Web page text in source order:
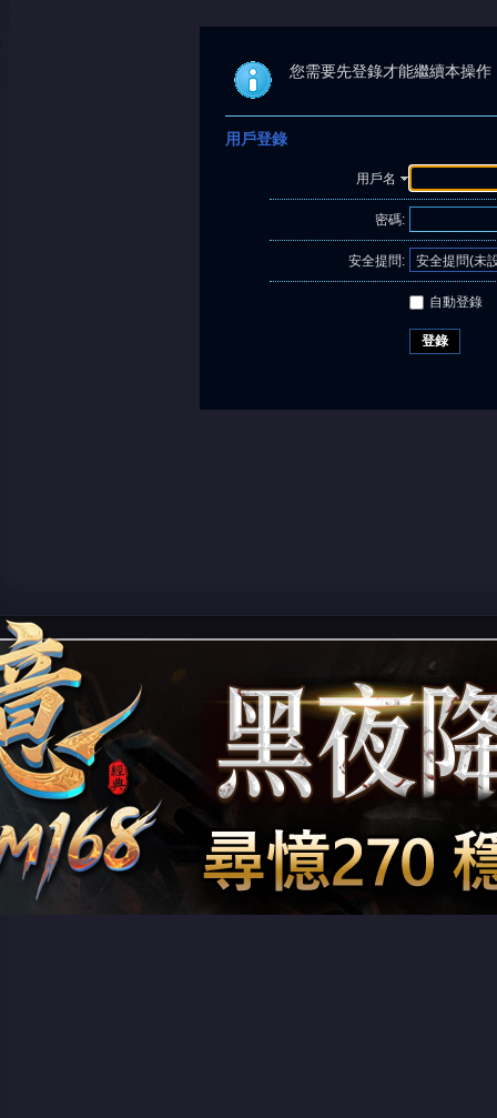
您需要先登錄才能繼續本操作
用戶登錄
用戶名
密碼:
安全提問:
自動登錄
登錄